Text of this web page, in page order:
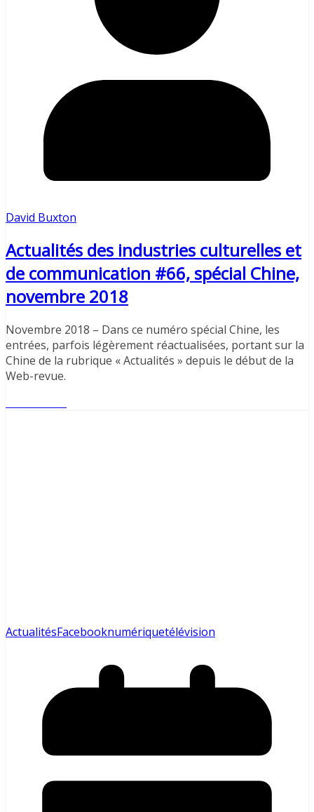
David Buxton
Actualités des industries culturelles et
de communication #66, spécial Chine,
novembre 2018
Novembre 2018 – Dans ce numéro spécial Chine, les
entrées, parfois légèrement réactualisées, portant sur la
Chine de la rubrique « Actualités » depuis le début de la
Web-revue.
ActualitésFacebooknumériquetélévision